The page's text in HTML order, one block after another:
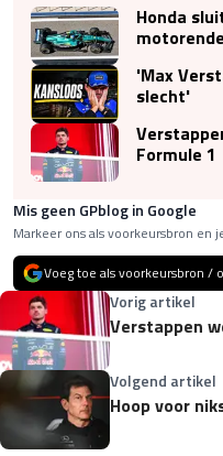
Honda
'Max
slecht'
Formule 1
Mis geen GPblog in Google
Markeer ons als voorkeursbron en
Voeg toe als voorkeursbron /
Vorig artikel
Verstappen
Volgend artikel
Hoop voor